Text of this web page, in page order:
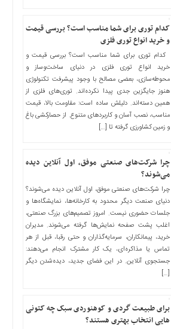
کدام توری برای شما مناسب است؟ بررسی قیمت
و خرید انواع توری فلزی
کدام توری برای شما مناسب است؟ بررسی قیمت و
خرید انواع توری فلزی در دنیای ساخت‌وساز و
محوطه‌سازی، بعضی مصالح با وجود پیشرفت تکنولوژی
هنوز جایگزین جدی پیدا نکرده‌اند. توری‌های فلزی از
همین دسته‌اند. دلیلش ساده است: مقاومت بالا، قیمت
مناسب، نصب آسان و کاربردهای متنوع. از حصارکشی باغ
و زمین کشاورزی گرفته تا […]
چرا شرکت‌های صنعتی موفق، اول آنلاین دیده
می‌شوند؟
چرا شرکت‌های صنعتی موفق، اول آنلاین دیده می‌شوند؟
دنیای صنعت دیگر محدود به کارخانه‌ها، نمایشگاه‌ها و
جلسات حضوری نیست. امروز تصمیم‌های بزرگ صنعتی،
اغلب پشت صفحه نمایش‌ها گرفته می‌شوند. مدیران
خرید، پیمانکاران، سرمایه‌گذاران و حتی رقبا، قبل از هر
تماس یا مذاکره‌ای، یک کار مشترک انجام می‌دهند:
جستجوی آنلاین. در این فضای جدید، دیده‌شدن دیگر
[…]
برای طبیعت گردی و کوهنوردی سبک چه کتونی
هایی انتخاب بهتری هستند؟